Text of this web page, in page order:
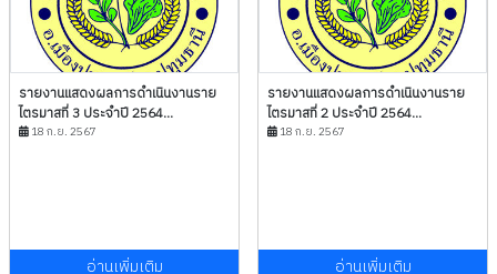
รายงานแสดงผลการดำเนินงานราย
ไตรมาสที่ 3 ประจำปี 2564...
18 ก.ย. 2567
อ่านเพิ่มเติม
รายงานแสดงผลการดำเนินงานราย
ไตรมาสที่ 2 ประจำปี 2564...
18 ก.ย. 2567
อ่านเพิ่มเติม